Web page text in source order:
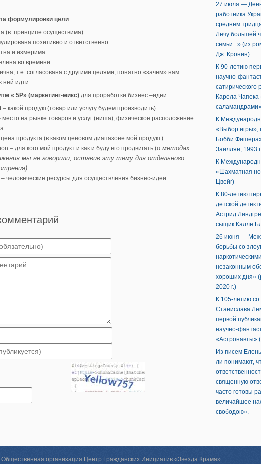
формулировки цели
(в принципе осуществима)
позитивно и ответственно
и измерима
во времени
т.е. согласована с другими целями, понятно «зачем» нам
ней идти.
« 5Р» (маркетинг-микс) для проработки бизнес –идеи
– какой продукт(товар или услугу будем производить)
место на рынке товаров и услуг (ниша), физическое расположение
продукта (в каком ценовом диапазоне мой продукт)
– для кого мой продукт и как и буду его продвигать (о методах
мы не говорили, оставив эту тему для отдельного
– человеческие ресурсы для осуществления бизнес-идеи.
27 июля —
работника
среднем
Лечу большей
семьи...» (из
Дж. Кронин)
К 90-летию
научно-
сатирического
Карела Чапека
К
«Выбор игры»,
Бобби
Заиллян, 1993
К
«Шахматная
Цвейг)
К 80-летию
детской
Астрид
сыщик Калле
26 июня —
борьбы со
незаконным
хороших дня»
2020 г.)
К 105-летию
Станислава
первой
научно-
«Астронавты»
Из писем
ли понимают,
священную
часто готовы
величайшее
свободою».
организация Центр Гражданских Инициатив «Звезда Крама»